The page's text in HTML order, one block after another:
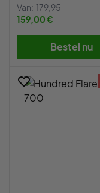
Van: 179,95
159,00 €
Bestel nu